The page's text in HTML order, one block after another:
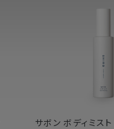
サボン ボディミスト